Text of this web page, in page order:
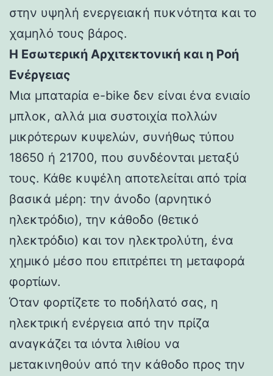
στην υψηλή ενεργειακή πυκνότητα και το
χαμηλό τους βάρος.
Η Εσωτερική Αρχιτεκτονική και η Ροή
Ενέργειας
Μια μπαταρία e-bike δεν είναι ένα ενιαίο
μπλοκ, αλλά μια συστοιχία πολλών
μικρότερων κυψελών, συνήθως τύπου
18650 ή 21700, που συνδέονται μεταξύ
τους. Κάθε κυψέλη αποτελείται από τρία
βασικά μέρη: την άνοδο (αρνητικό
ηλεκτρόδιο), την κάθοδο (θετικό
ηλεκτρόδιο) και τον ηλεκτρολύτη, ένα
χημικό μέσο που επιτρέπει τη μεταφορά
φορτίων.
Όταν φορτίζετε το ποδήλατό σας, η
ηλεκτρική ενέργεια από την πρίζα
αναγκάζει τα ιόντα λιθίου να
μετακινηθούν από την κάθοδο προς την